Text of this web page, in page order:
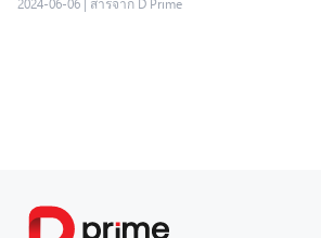
2024-06-06 | สารจาก D Prime